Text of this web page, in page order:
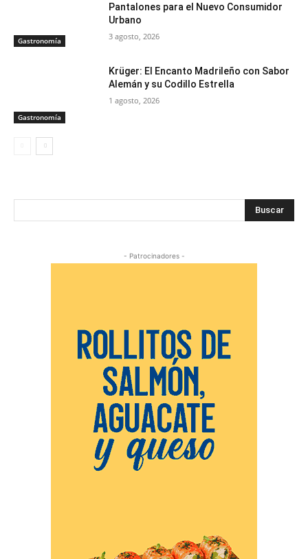
Gastronomía
Pantalones para el Nuevo Consumidor
Urbano
3 agosto, 2026
Gastronomía
Krüger: El Encanto Madrileño con Sabor
Alemán y su Codillo Estrella
1 agosto, 2026
Buscar
- Patrocinadores -